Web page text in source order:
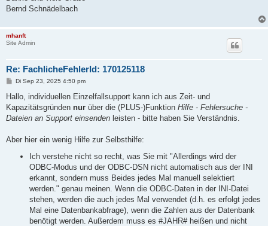
Bernd Schnädelbach
mhanft
Site Admin
Re: FachlicheFehlerId: 170125118
B
i
r
a
Di Sep 23, 2025 4:50 pm
Hallo, individuellen Einzelfallsupport kann ich aus Zeit- und
Kapazitätsgründen nur über die (PLUS-)Funktion Hilfe - Fehlersuche -
Dateien an Support einsenden leisten - bitte haben Sie Verständnis.
Aber hier ein wenig Hilfe zur Selbsthilfe:
Ich verstehe nicht so recht, was Sie mit "Allerdings wird der
ODBC-Modus und der ODBC-DSN nicht automatisch aus der INI
erkannt, sondern muss Beides jedes Mal manuell selektiert
werden." genau meinen. Wenn die ODBC-Daten in der INI-Datei
stehen, werden die auch jedes Mal verwendet (d.h. es erfolgt jedes
Mal eine Datenbankabfrage), wenn die Zahlen aus der Datenbank
benötigt werden. Außerdem muss es #JAHR# heißen und nicht